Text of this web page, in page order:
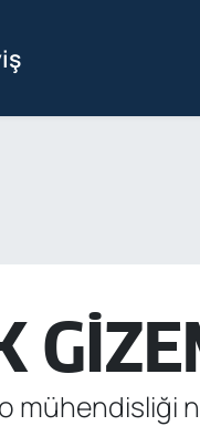
mühendisliği